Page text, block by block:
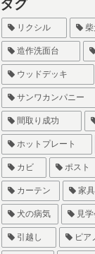
タグ
リクシル 柴
造作洗面台
ウッドデッキ
サンワカンパニー
間取り成功
ホットプレート
カビ ポスト
カーテン 家具
犬の病気 見学
引越し ピア